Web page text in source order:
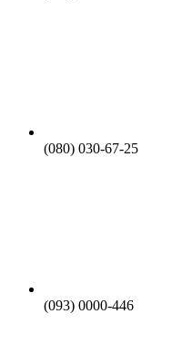
(080) 030-67-25
(093) 0000-446